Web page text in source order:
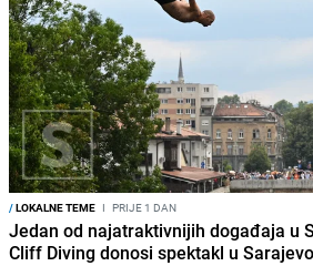
/LOKALNE TEME I PRIJE 1 DAN
Jedan od najatraktivnijih događaja u
Cliff Diving donosi spektakl u Sarajevo